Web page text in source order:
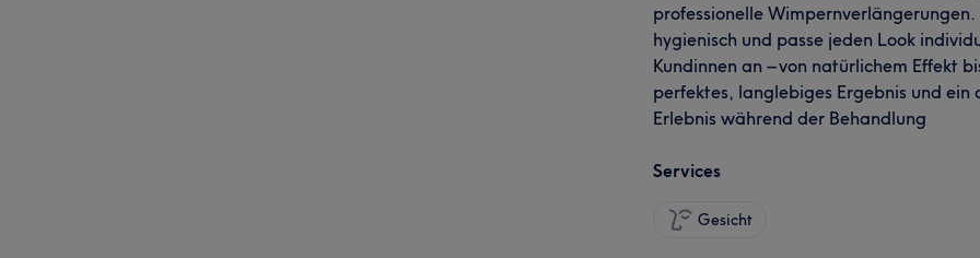
professionelle
hygienisch und passe jeden Look
Kundinnen an – von natürlichem Effekt
perfektes, langlebiges Ergebnis und ein
Erlebnis während der Behandlung
Services
Gesicht